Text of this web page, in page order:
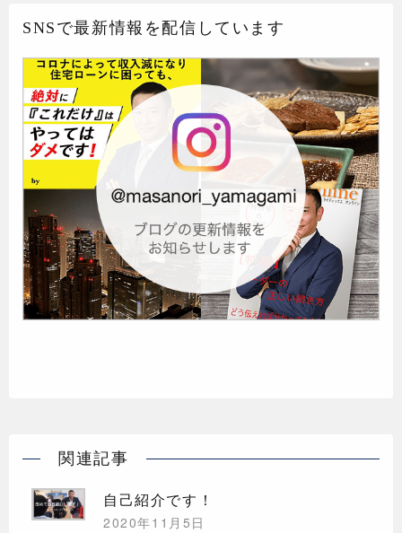
SNSで最新情報を配信しています
関連記事
自己紹介です！
2020年11月5日